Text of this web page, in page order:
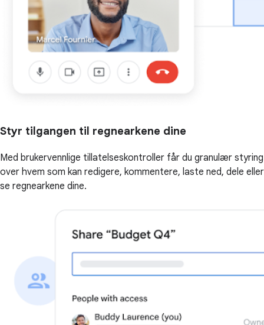
Styr tilgangen til regnearkene dine
Med brukervennlige tillatelseskontroller får du granulær styring
over hvem som kan redigere, kommentere, laste ned, dele eller
se regnearkene dine.